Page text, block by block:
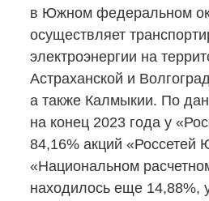
в Южном федеральном
осуществляет
электроэнергии на
Астраханской и
а также Калмыкии. По
на конец 2023 года у
84,16% акций «Россетей
«Национальном
находилось еще 14,88%,